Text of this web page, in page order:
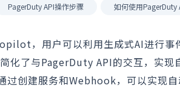
PagerDuty API操作步骤 如何使用PagerDuty
，用户可以利用生成式AI进行事
化了与PagerDuty API的交互，实现
创建服务和Webhook，可以实现